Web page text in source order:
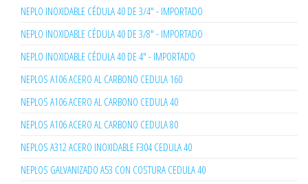
NEPLO INOXIDABLE CÉDULA 40 DE 3/4" - IMPORTADO
NEPLO INOXIDABLE CÉDULA 40 DE 3/8" - IMPORTADO
NEPLO INOXIDABLE CÉDULA 40 DE 4" - IMPORTADO
NEPLOS A106 ACERO AL CARBONO CEDULA 160
NEPLOS A106 ACERO AL CARBONO CEDULA 40
NEPLOS A106 ACERO AL CARBONO CEDULA 80
NEPLOS A312 ACERO INOXIDABLE F304 CEDULA 40
NEPLOS GALVANIZADO A53 CON COSTURA CEDULA 40